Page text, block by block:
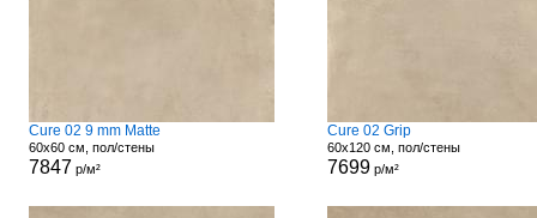
Cure 02 9 mm Matte
60x60 см, пол/стены
7847 р/м²
Cure 02 Grip
60x120 см, пол/стены
7699р/м²